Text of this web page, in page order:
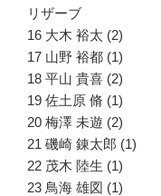
リザーブ
16 大木 裕太 (2)
17 山野 裕都 (1)
18 平山 貴喜 (2)
19 佐土原 脩 (1)
20 梅澤 未遊 (2)
21 磯崎 錬太郎 (1)
22 茂木 陸生 (1)
23 鳥海 雄図 (1)